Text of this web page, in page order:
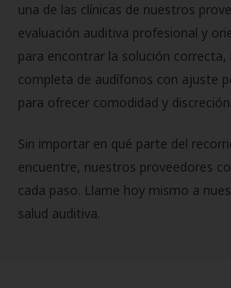
una de las clínicas de nuestros
evaluación auditiva profesional y
para encontrar la solución correcta,
completa de audífonos con ajuste
para ofrecer comodidad y discreción.
Sin importar en qué parte del
encuentre, nuestros proveedores
cada paso. Llame hoy mismo a
salud auditiva.